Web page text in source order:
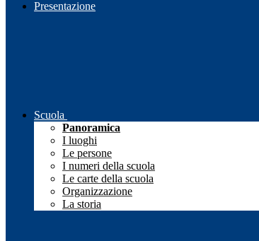
Presentazione
Scuola
Panoramica
I luoghi
Le persone
I numeri della scuola
Le carte della scuola
Organizzazione
La storia